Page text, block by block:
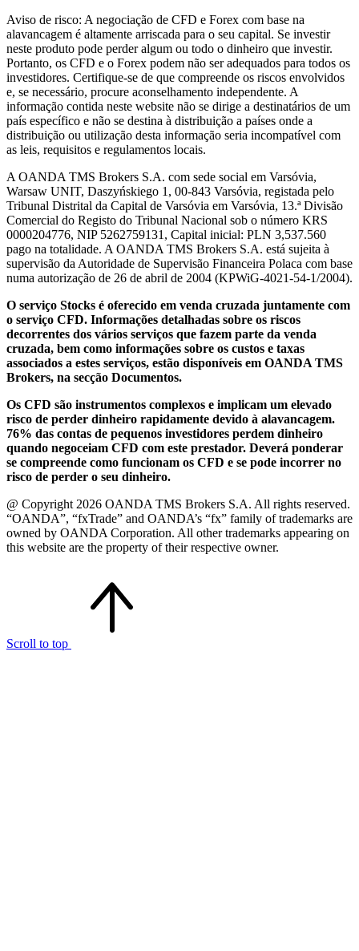
Aviso de risco: A negociação de CFD e Forex com base na
alavancagem é altamente arriscada para o seu capital. Se investir
neste produto pode perder algum ou todo o dinheiro que investir.
Portanto, os CFD e o Forex podem não ser adequados para todos os
investidores. Certifique-se de que compreende os riscos envolvidos
e, se necessário, procure aconselhamento independente. A
informação contida neste website não se dirige a destinatários de um
país específico e não se destina à distribuição a países onde a
distribuição ou utilização desta informação seria incompatível com
as leis, requisitos e regulamentos locais.
A OANDA TMS Brokers S.A. com sede social em Varsóvia,
Warsaw UNIT, Daszyńskiego 1, 00-843 Varsóvia, registada pelo
Tribunal Distrital da Capital de Varsóvia em Varsóvia, 13.ª Divisão
Comercial do Registo do Tribunal Nacional sob o número KRS
0000204776, NIP 5262759131, Capital inicial: PLN 3,537.560
pago na totalidade. A OANDA TMS Brokers S.A. está sujeita à
supervisão da Autoridade de Supervisão Financeira Polaca com base
numa autorização de 26 de abril de 2004 (KPWiG-4021-54-1/2004).
O serviço Stocks é oferecido em venda cruzada juntamente com
o serviço CFD. Informações detalhadas sobre os riscos
decorrentes dos vários serviços que fazem parte da venda
cruzada, bem como informações sobre os custos e taxas
associados a estes serviços, estão disponíveis em OANDA TMS
Brokers, na secção Documentos.
Os CFD são instrumentos complexos e implicam um elevado
risco de perder dinheiro rapidamente devido à alavancagem.
76% das contas de pequenos investidores perdem dinheiro
quando negoceiam CFD com este prestador. Deverá ponderar
se compreende como funcionam os CFD e se pode incorrer no
risco de perder o seu dinheiro.
@ Copyright 2026 OANDA TMS Brokers S.A. All rights reserved.
“OANDA”, “fxTrade” and OANDA’s “fx” family of trademarks are
owned by OANDA Corporation. All other trademarks appearing on
this website are the property of their respective owner.
Scroll to top